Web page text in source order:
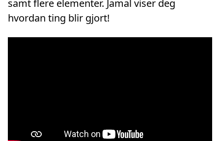
samt flere elementer. Jamal viser deg
hvordan ting blir gjort!